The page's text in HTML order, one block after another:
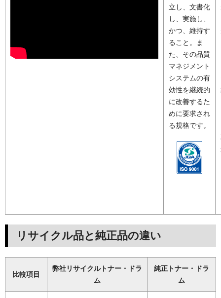
立し、文書化
し、実施し、
かつ、維持す
ること。ま
た、その品質
マネジメント
システムの有
効性を継続的
に改善するた
めに要求され
る規格です。
リサイクル品と純正品の違い
比較項目
弊社リサイクルトナー・ドラ
ム
純正トナー・ドラ
ム